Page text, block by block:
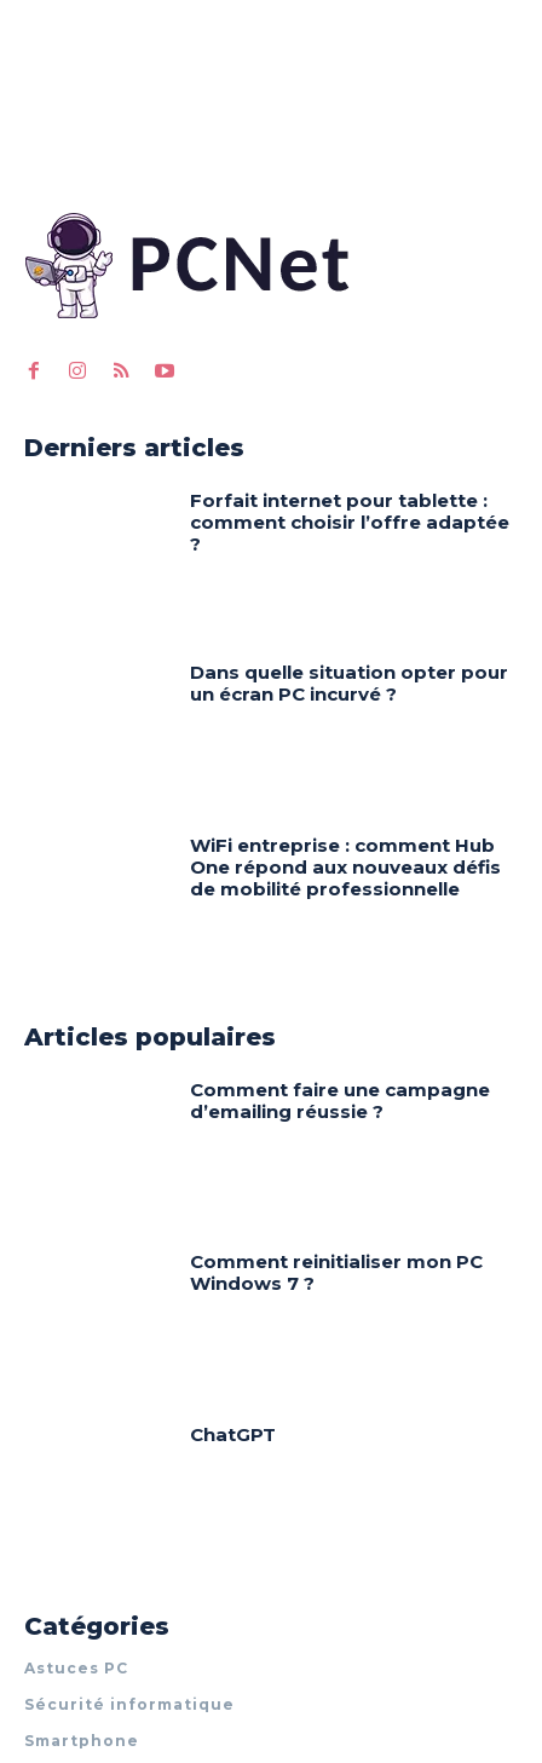
Derniers articles
Forfait internet pour tablette :
comment choisir l’offre adaptée
?
Dans quelle situation opter pour
un écran PC incurvé ?
WiFi entreprise : comment Hub
One répond aux nouveaux défis
de mobilité professionnelle
Articles populaires
Comment faire une campagne
d’emailing réussie ?
Comment reinitialiser mon PC
Windows 7 ?
ChatGPT
Catégories
Astuces PC
Sécurité informatique
Smartphone